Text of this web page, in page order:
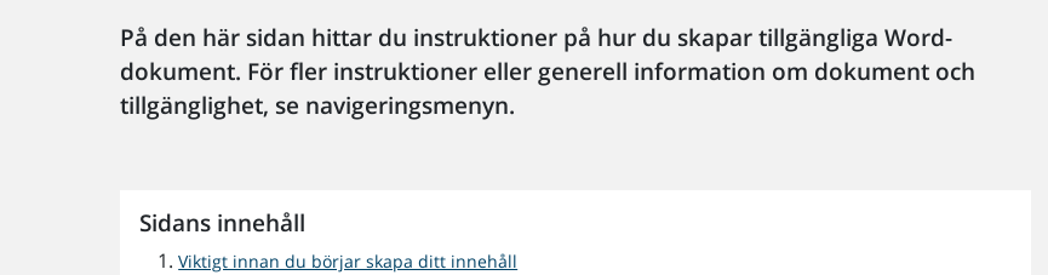
På den här sidan hittar du instruktioner på hur du skapar tillgängliga Word-
dokument. För fler instruktioner eller generell information om dokument och
tillgänglighet, se navigeringsmenyn.
Sidans innehåll
Viktigt innan du börjar skapa ditt innehåll